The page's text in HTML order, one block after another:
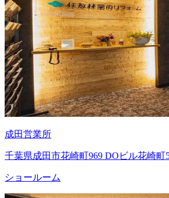
成田営業所
千葉県成田市花崎町969 DOビル花崎町
ショールーム